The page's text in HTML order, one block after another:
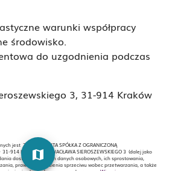
warunki współpracy
środowisko.
do uzgodnienia podczas
3, 31-914 Kraków
jest ZDROWA HUTA SPÓŁKA Z OGRANICZONĄ
914 KRAKÓW , ul. WACŁAWA SIEROSZEWSKIEGO 3 (dalej jako
dostępu do swoich danych osobowych, ich sprostowania,
prawo do wniesienia sprzeciwu wobec przetwarzania, a także
map